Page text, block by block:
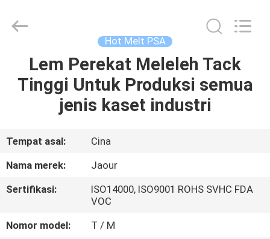
RUMAH
PRODUK
TENTANG
KAMI
TUR
PABRIK
Adhesive
Products
Hot Melt PSA
Lem Perekat Meleleh Tack
Tinggi Untuk Produksi semua
jenis kaset industri
Tempat asal:
Cina
Nama merek:
Jaour
Sertifikasi:
ISO14000, ISO9001 ROHS SVHC FDA
VOC
Nomor model:
T / M